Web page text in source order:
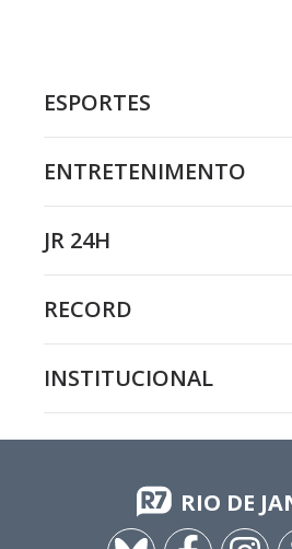
ESPORTES
ENTRETENIMENTO
JR 24H
RECORD
INSTITUCIONAL
RIO DE